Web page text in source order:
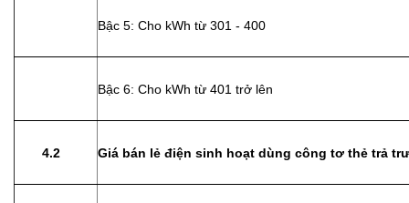
Bậc 5: Cho kWh từ 301 - 400
Bậc 6: Cho kWh từ 401 trở lên
4.2 Giá bán lẻ điện sinh hoạt dùng công tơ thẻ trả